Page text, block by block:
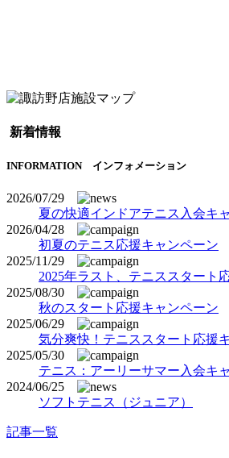
新着情報
INFORMATION インフォメーション
2026/07/29
夏の快適インドアテニス入会キ
2026/04/28
初夏のテニス応援キャンペーン
2025/11/29
2025年ラスト、テニススタート
2025/08/30
秋のスタート応援キャンペーン
2025/06/29
気分爽快！テニススタート応援
2025/05/30
テニス：アーリーサマー入会キ
2024/06/25
ソフトテニス（ジュニア）
記事一覧